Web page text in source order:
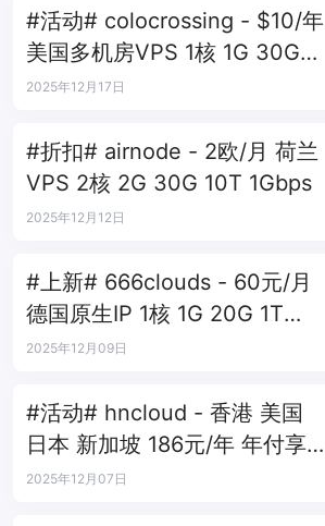
#活动# colocrossing - $10/年
美国多机房VPS 1核 1G 30G
40T 1Gbps
2025年12月17日
#折扣# airnode - 2欧/月 荷兰
VPS 2核 2G 30G 10T 1Gbps
2025年12月12日
#上新# 666clouds - 60元/月
德国原生IP 1核 1G 20G 1T
1Gbps
2025年12月09日
#活动# hncloud - 香港 美国
日本 新加坡 186元/年 年付享14
个月
2025年12月07日